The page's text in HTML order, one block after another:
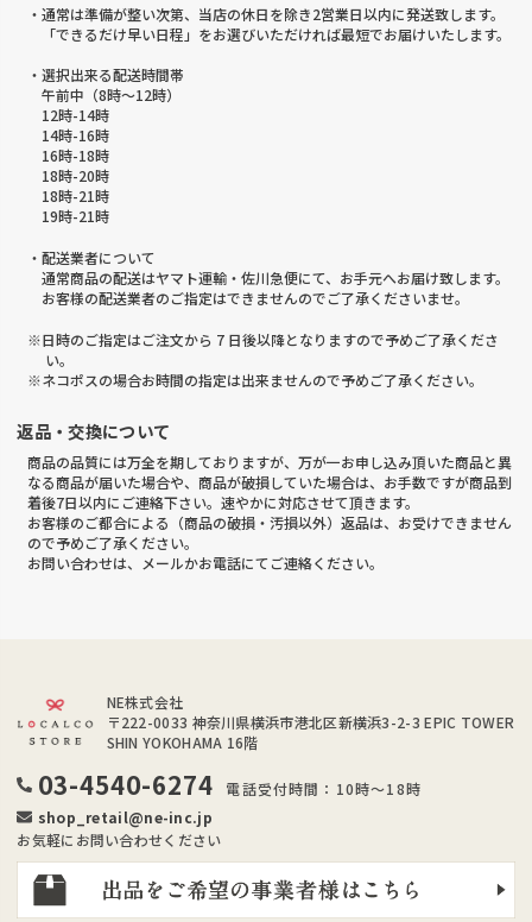
・通常は準備が整い次第、当店の休日を除き2営業日以内に発送致します。
「できるだけ早い日程」をお選びいただければ最短でお届けいたします。
・選択出来る配送時間帯
午前中（8時～12時）
12時-14時
14時-16時
16時-18時
18時-20時
18時-21時
19時-21時
・配送業者について
通常商品の配送はヤマト運輸・佐川急便にて、お手元へお届け致します。
お客様の配送業者のご指定はできませんのでご了承くださいませ。
※日時のご指定はご注文から 7 日後以降となりますので予めご了承くださ
い。
※ネコポスの場合お時間の指定は出来ませんので予めご了承ください。
返品・交換について
商品の品質には万全を期しておりますが、万が一お申し込み頂いた商品と異
なる商品が届いた場合や、商品が破損していた場合は、お手数ですが商品到
着後7日以内にご連絡下さい。速やかに対応させて頂きます。
お客様のご都合による（商品の破損・汚損以外）返品は、お受けできません
ので予めご了承ください。
お問い合わせは、メールかお電話にてご連絡ください。
NE株式会社
〒222-0033 神奈川県横浜市港北区新横浜3-2-3 EPIC TOWER
SHIN YOKOHAMA 16階
03-4540-6274
電話受付時間：10時～18時
shop_retail@ne-inc.jp
お気軽にお問い合わせください